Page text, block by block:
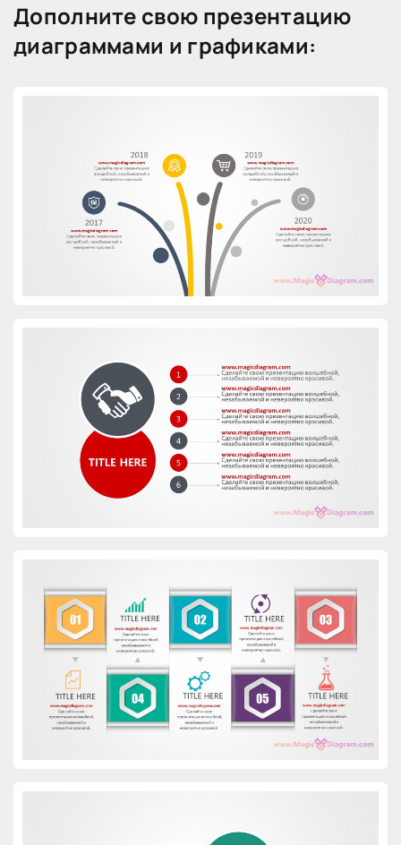
Дополните свою презентацию
диаграммами и графиками: